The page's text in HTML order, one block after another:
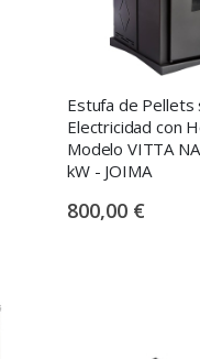
Estufa de Pellets
Electricidad con
Modelo VITTA
kW - JOIMA
800,00 €